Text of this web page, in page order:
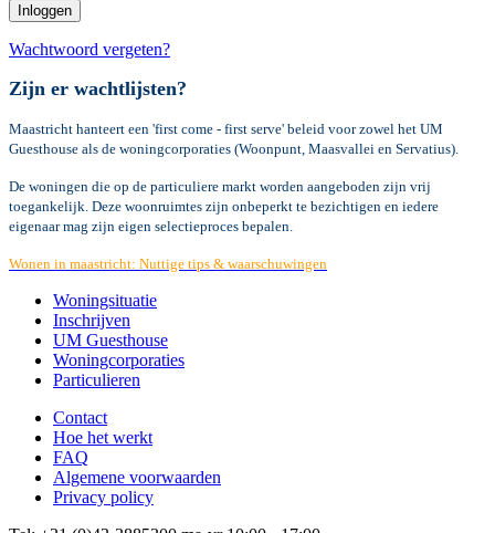
Inloggen
Wachtwoord vergeten?
Zijn er wachtlijsten?
Maastricht hanteert een 'first come - first serve' beleid voor zowel het UM
Guesthouse als de woningcorporaties (Woonpunt, Maasvallei en Servatius).
De woningen die op de particuliere markt worden aangeboden zijn vrij
toegankelijk. Deze woonruimtes zijn onbeperkt te bezichtigen en iedere
eigenaar mag zijn eigen selectieproces bepalen.
Wonen in maastricht: Nuttige tips & waarschuwingen
Woningsituatie
Inschrijven
UM Guesthouse
Woningcorporaties
Particulieren
Contact
Hoe het werkt
FAQ
Algemene voorwaarden
Privacy policy